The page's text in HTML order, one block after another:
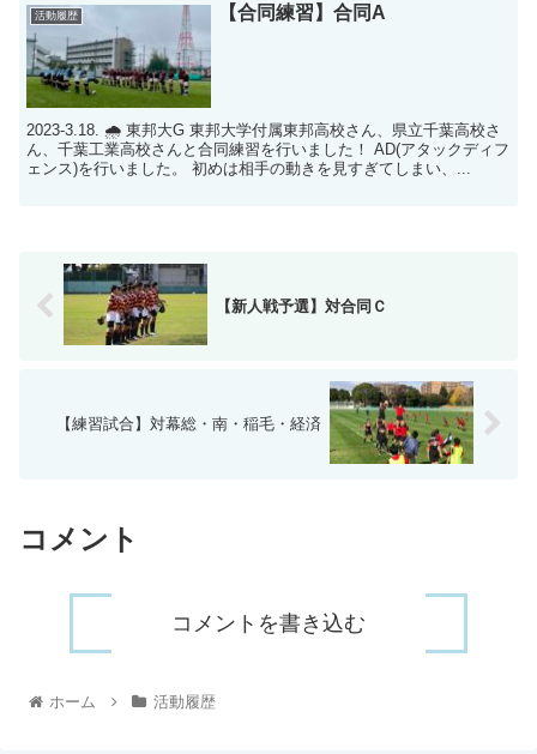
活動履歴 【合同練習】合同A
2023-3.18. 🌧 東邦大G 東邦大学付属東邦高校さん、県立千葉高校さ
ん、千葉工業高校さんと合同練習を行いました！ AD(アタックディフ
ェンス)を行いました。 初めは相手の動きを見すぎてしまい、...
【新人戦予選】対合同Ｃ
【練習試合】対幕総・南・稲毛・経済
コメント
コメントを書き込む
ホーム 活動履歴